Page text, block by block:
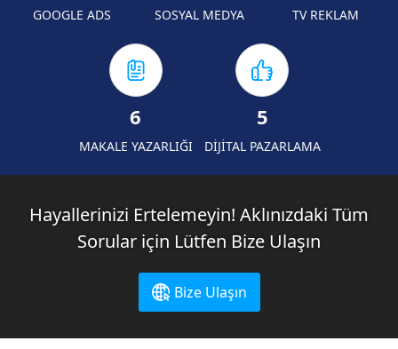
GOOGLE ADS SOSYAL MEDYA TV REKLAM
6
MAKALE YAZARLIĞI
5
DİJİTAL PAZARLAMA
Hayallerinizi Ertelemeyin! Aklınızdaki Tüm
Sorular için Lütfen Bize Ulaşın
Bize Ulaşın